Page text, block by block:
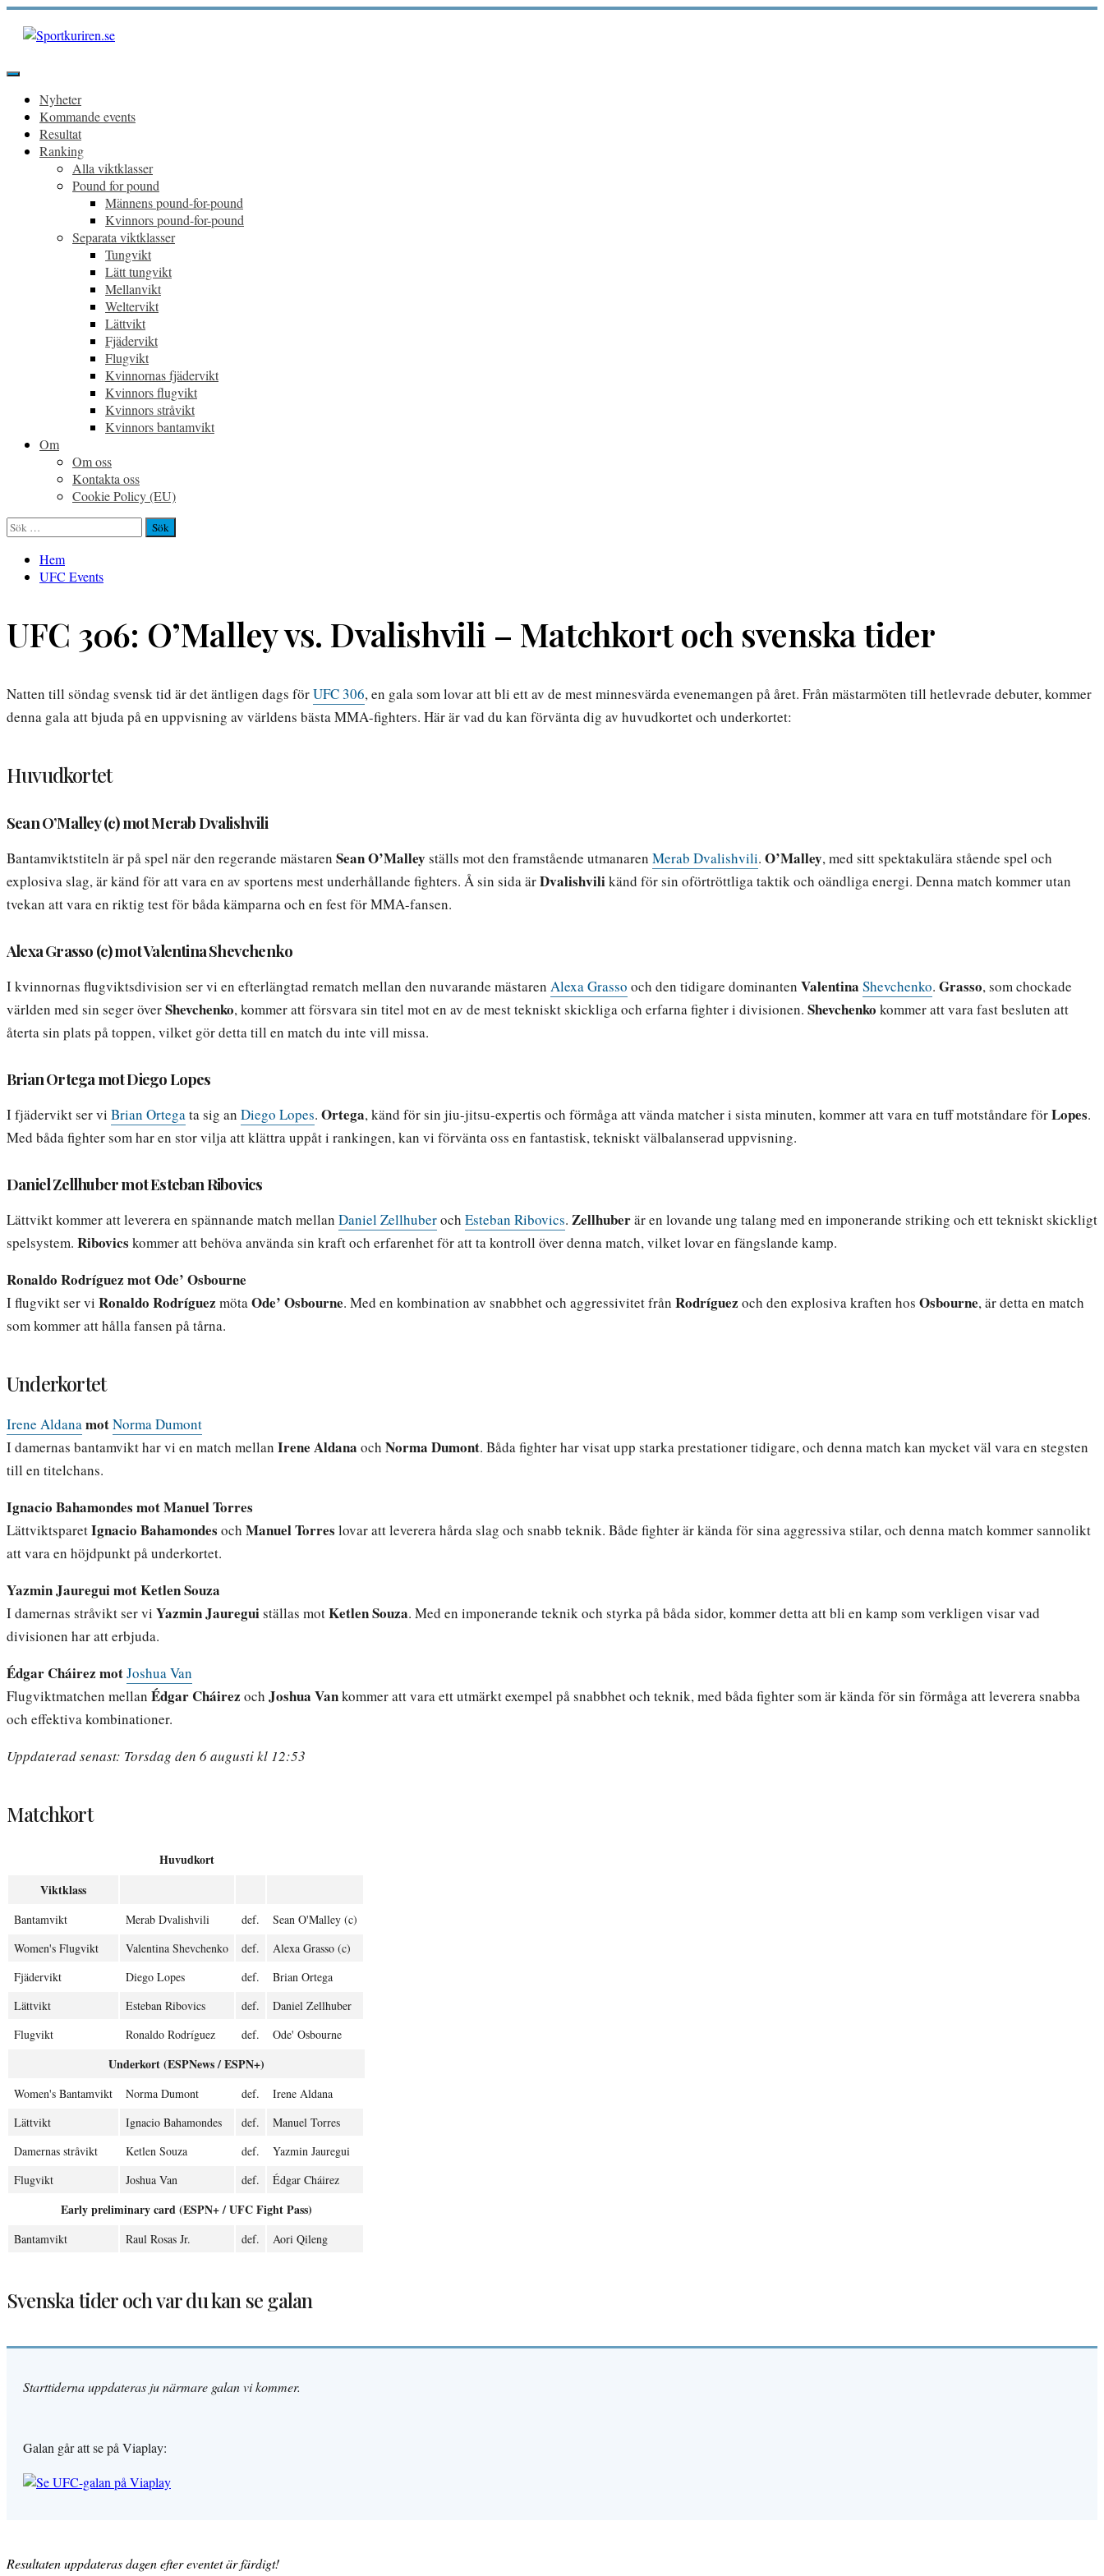
Hoppa
innehåll
Primär
Nyheter
Kommande events
Resultat
Ranking
Alla viktklasser
Pound for pound
Männens pound-for-pound
Kvinnors pound-for-pound
Separata viktklasser
Tungvikt
Lätt tungvikt
Mellanvikt
Weltervikt
Lättvikt
Fjädervikt
Flugvikt
Kvinnornas fjädervikt
Kvinnors flugvikt
Kvinnors stråvikt
Kvinnors bantamvikt
Om
Om oss
Kontakta oss
Cookie Policy (EU)
Sök
efter:
Hem
UFC Events
UFC 306: O’Malley vs. Dvalishvili – Matchkort och svenska tider
Natten till söndag svensk tid är det äntligen dags förUFC 306, en gala som lovar att bli ett av de mest minnesvärda evenemangen på året. Från mästarmöten till hetlevrade debuter, kommer
denna gala att bjuda på en uppvisning av världens bästa MMA-fighters. Här är vad du kan förvänta dig av huvudkortet och underkortet:
Huvudkortet
Sean O’Malley (c) mot Merab Dvalishvili
Bantamviktstiteln är på spel när den regerande mästaren Sean O’Malley ställs mot den framstående utmanaren Merab Dvalishvili. O’Malley, med sitt spektakulära stående spel och
explosiva slag, är känd för att vara en av sportens mest underhållande fighters. Å sin sida ärDvalishvilikänd för sin oförtröttliga taktik och oändliga energi. Denna match kommer utan
tvekan att vara en riktig test för båda kämparna och en fest för MMA-fansen.
Alexa Grasso (c) mot Valentina Shevchenko
I kvinnornas flugviktsdivision ser vi en efterlängtad rematch mellan den nuvarande mästaren Alexa Grasso och den tidigare dominanten Valentina Shevchenko. Grasso, som chockade
världen med sin seger överShevchenko, kommer att försvara sin titel mot en av de mest tekniskt skickliga och erfarna fighter i divisionen. Shevchenko kommer att vara fast besluten att
återta sin plats på toppen, vilket gör detta till en match du inte vill missa.
Brian Ortega mot Diego Lopes
I fjädervikt ser vi Brian Ortegata sig an Diego Lopes. Ortega, känd för sin jiu-jitsu-expertis och förmåga att vända matcher i sista minuten, kommer att vara en tuff motståndare förLopes.
Med båda fighter som har en stor vilja att klättra uppåt i rankingen, kan vi förvänta oss en fantastisk, tekniskt välbalanserad uppvisning.
Daniel Zellhuber mot Esteban Ribovics
Lättvikt kommer att leverera en spännande match mellan Daniel Zellhuberoch Esteban Ribovics. Zellhuberär en lovande ung talang med en imponerande striking och ett tekniskt skickligt
spelsystem. Ribovics kommer att behöva använda sin kraft och erfarenhet för att ta kontroll över denna match, vilket lovar en fängslande kamp.
Ronaldo Rodríguez mot Ode’ Osbourne
I flugvikt ser vi Ronaldo Rodríguez mötaOde’ Osbourne. Med en kombination av snabbhet och aggressivitet från Rodríguez och den explosiva kraften hos Osbourne, är detta en match
som kommer att hålla fansen på tårna.
Underkortet
Irene AldanamotNorma Dumont
I damernas bantamvikt har vi en match mellan Irene Aldana och Norma Dumont. Båda fighter har visat upp starka prestationer tidigare, och denna match kan mycket väl vara en stegsten
till en titelchans.
Ignacio Bahamondes mot Manuel Torres
LättviktsparetIgnacio Bahamondes och Manuel Torres lovar att leverera hårda slag och snabb teknik. Både fighter är kända för sina aggressiva stilar, och denna match kommer sannolikt
att vara en höjdpunkt på underkortet.
Yazmin Jauregui mot Ketlen Souza
I damernas stråvikt ser vi Yazmin Jaureguiställas motKetlen Souza. Med en imponerande teknik och styrka på båda sidor, kommer detta att bli en kamp som verkligen visar vad
divisionen har att erbjuda.
Édgar Cháirez motJoshua Van
Flugviktmatchen mellan Édgar Cháirez och Joshua Vankommer att vara ett utmärkt exempel på snabbhet och teknik, med båda fighter som är kända för sin förmåga att leverera snabba
och effektiva kombinationer.
Uppdaterad senast: Torsdag den 6 augusti kl 12:53
Matchkort
Huvudkort
Viktklass
Bantamvikt Merab Dvalishvili def.
Sean O'Malley (c)
Women's Flugvikt
Valentina Shevchenko def.
Alexa Grasso (c)
Fjädervikt
Diego Lopes def.
Brian Ortega
Lättvikt
Esteban Ribovics def.
Daniel Zellhuber
Flugvikt
Ronaldo Rodríguez def. Ode' Osbourne
Underkort (ESPNews / ESPN+)
Women's Bantamvikt Norma Dumont def.
Irene Aldana
Lättvikt
Ignacio Bahamondes def.
Manuel Torres
Damernas stråvikt
Ketlen Souza def.
Yazmin Jauregui
Flugvikt
Joshua Van def. Édgar Cháirez
Early preliminary card (ESPN+ / UFC Fight Pass)
Bantamvikt Raul Rosas Jr. def. Aori Qileng
Svenska tider och var du kan se galan
Starttiderna uppdateras ju närmare galan vi kommer.
Galan går att se på Viaplay:
Resultaten uppdateras dagen efter eventet är färdigt!